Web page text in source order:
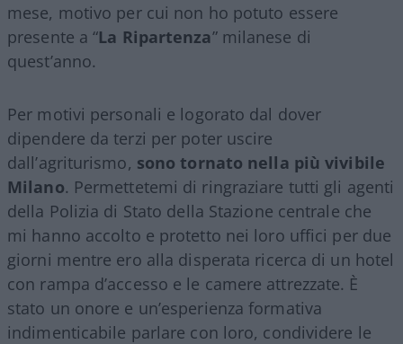
mese, motivo per cui non ho potuto essere
presente a “La Ripartenza” milanese di
quest’anno.
Per motivi personali e logorato dal dover
dipendere da terzi per poter uscire
dall’agriturismo, sono tornato nella più vivibile
Milano. Permettetemi di ringraziare tutti gli agenti
della Polizia di Stato della Stazione centrale che
mi hanno accolto e protetto nei loro uffici per due
giorni mentre ero alla disperata ricerca di un hotel
con rampa d’accesso e le camere attrezzate. È
stato un onore e un’esperienza formativa
indimenticabile parlare con loro, condividere le